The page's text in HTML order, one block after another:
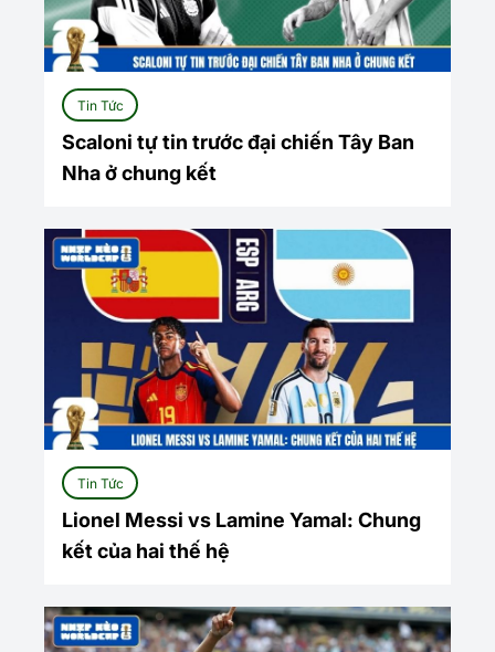
Tin Tức
Scaloni tự tin trước đại chiến Tây Ban
Nha ở chung kết
Tin Tức
Lionel Messi vs Lamine Yamal: Chung
kết của hai thế hệ